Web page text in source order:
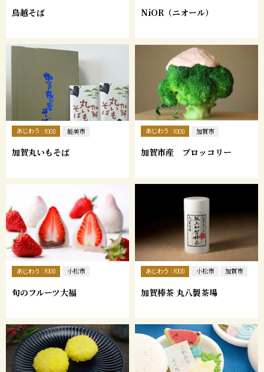
鳥越そば NiOR（ニオール）
あじわう FOOD 能美市
加賀丸いもそば
あじわう FOOD 加賀市
加賀市産 ブロッコリー
あじわう FOOD 小松市
旬のフルーツ大福
あじわう FOOD 小松市 加賀市
加賀棒茶 丸八製茶場